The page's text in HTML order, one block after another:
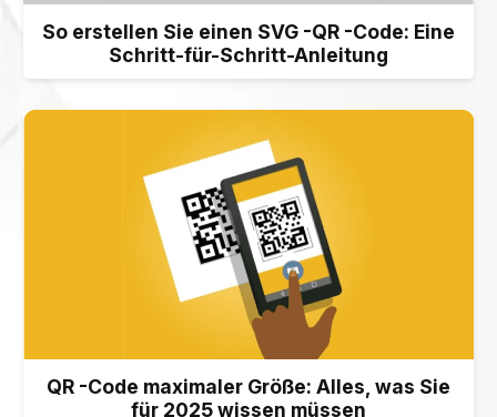
So erstellen Sie einen SVG -QR -Code: Eine
Schritt-für-Schritt-Anleitung
QR -Code maximaler Größe: Alles, was Sie
für 2025 wissen müssen
ENGLISH
SPANISH
This website uses cookies
This website uses cookies to improve user
experience. By using our website you
consent to all cookies in accordance with
Read more
SHOW DETAILS